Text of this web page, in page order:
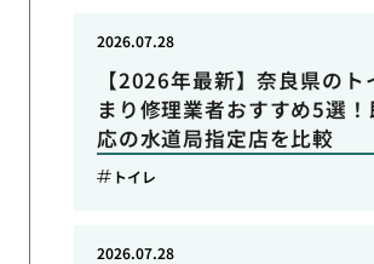
【2026年最新】奈良県のト
まり修理業者おすすめ5選
応の水道局指定店を比較
2026.07.28
トイレ
2026.07.28